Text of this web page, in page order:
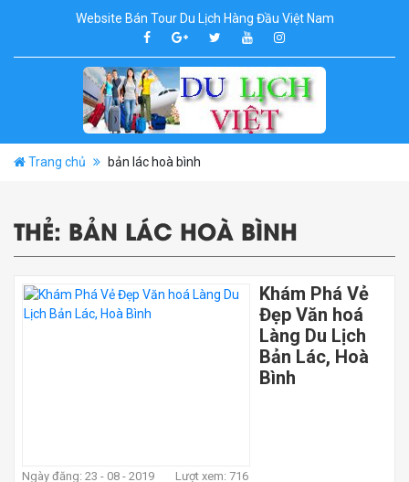
Website Bán Tour Du Lịch Hàng Đầu Việt Nam
Trang chủ bản lác hoà bình
THẺ: BẢN LÁC HOÀ BÌNH
Khám Phá Vẻ
Đẹp Văn hoá
Làng Du Lịch
Bản Lác, Hoà
Bình
Ngày đăng: 23 - 08 - 2019 Lượt xem: 716